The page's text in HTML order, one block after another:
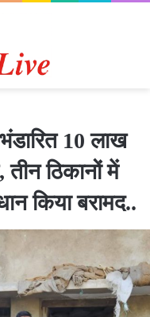
10 लाख
ठिकानों में
किया बरामद..